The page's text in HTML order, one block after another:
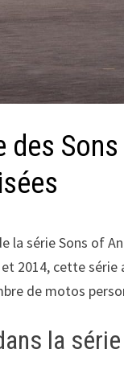
des
la série Sons of
2014, cette
de motos
la